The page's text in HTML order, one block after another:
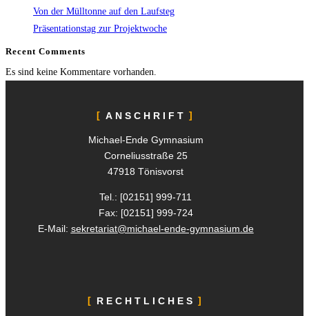
Von der Mülltonne auf den Laufsteg
Präsentationstag zur Projektwoche
Recent Comments
Es sind keine Kommentare vorhanden.
ANSCHRIFT
Michael-Ende Gymnasium
Corneliusstraße 25
47918 Tönisvorst
Tel.: [02151]999-711
Fax: [02151] 999-724
E-Mail: sekretariat@michael-ende-gymnasium.de
RECHTLICHES